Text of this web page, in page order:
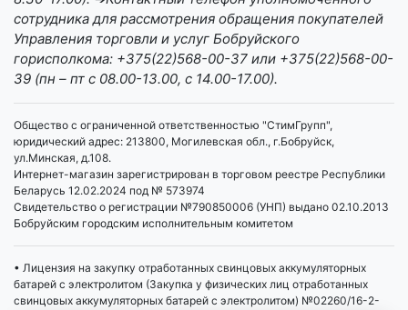
сотрудника для рассмотрения обращения покупателей
Управления торговли и услуг Бобруйского
горисполкома: +375(22)568-00-37 или +375(22)568-00-
39 (пн – пт с 08.00-13.00, с 14.00-17.00).
Общество с ограниченной ответственностью "СтимГрупп",
юридический адрес: 213800, Могилевская обл., г.Бобруйск,
ул.Минская, д.108.
Интернет-магазин зарегистрирован в торговом реестре Республики
Беларусь 12.02.2024 под № 573974
Свидетельство о регистрации №790850006 (УНП) выдано 02.10.2013
Бобруйским городским исполнительным комитетом
• Лицензия на закупку отработанных свинцовых аккумуляторных
батарей с электролитом (Закупка у физических лиц отработанных
свинцовых аккумуляторных батарей с электролитом) №02260/16-2-